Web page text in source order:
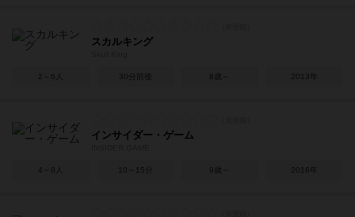
スカルキング
2～6人 30分前後 8歳～ 2013年
インサイダー・ゲーム
4～8人 10～15分 9歳～ 2016年